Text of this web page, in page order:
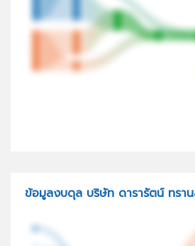
ข้อมูลงบดุล บริษัท ดารารัตน์ ทรา